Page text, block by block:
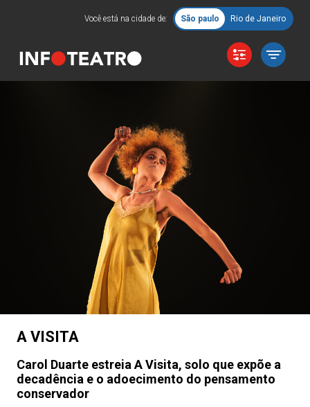
Você está na cidade de: São paulo Rio de Janeiro
A VISITA
Carol Duarte estreia A Visita, solo que expõe a
decadência e o adoecimento do pensamento
conservador